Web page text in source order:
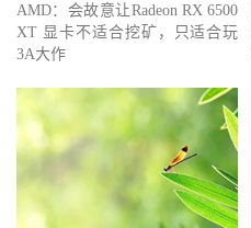
AMD：会故意让Radeon RX 6500
XT 显卡不适合挖矿，只适合玩
3A大作